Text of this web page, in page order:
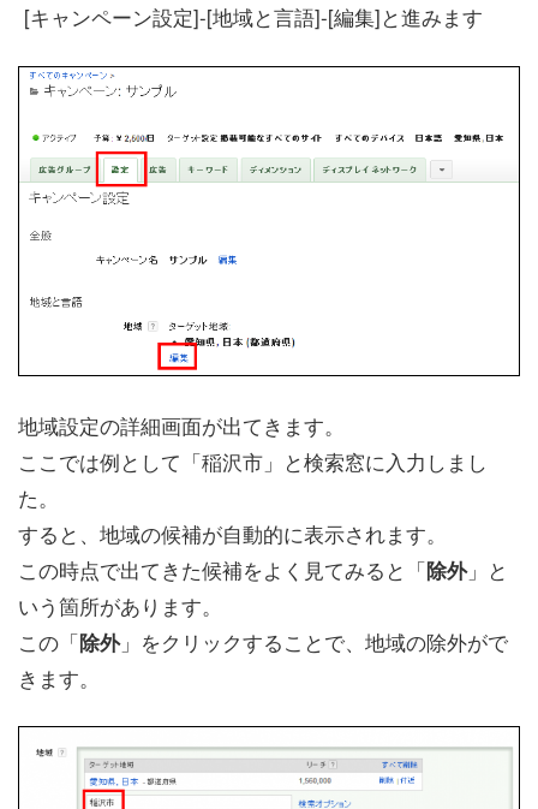
[キャンペーン設定]-[地域と言語]-[編集]と進みます
地域設定の詳細画面が出てきます。
ここでは例として「稲沢市」と検索窓に入力しまし
た。
すると、地域の候補が自動的に表示されます。
この時点で出てきた候補をよく見てみると「除外」と
いう箇所があります。
この「除外」をクリックすることで、地域の除外がで
きます。